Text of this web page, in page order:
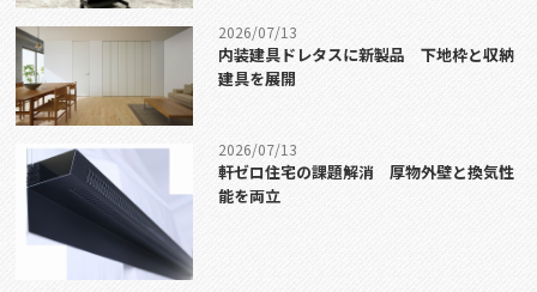
2026/07/13
内装建具ドレタスに新製品 下地枠と収納
建具を展開
2026/07/13
軒ゼロ住宅の課題解消 厚物外壁と換気性
能を両立